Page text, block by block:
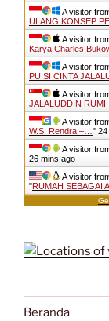
A visitor
ULANG KONSEP
A visitor
Karya Charles
A visitor
PUISI CINTA
A visitor
JALALUDDIN RUMI
A visitor
W.S. Rendra –… " 24
A visitor
26 mins ago
A visitor
"RUMAH SEBAGAI
Beranda